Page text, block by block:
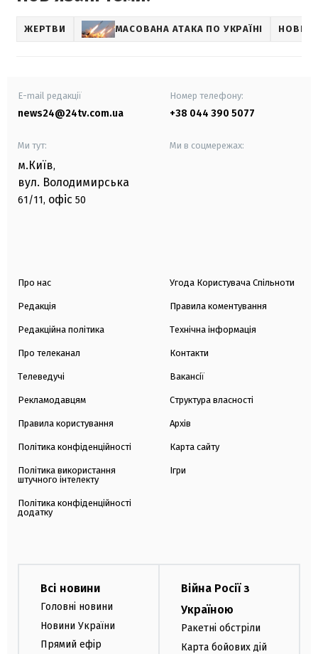
ЖЕРТВИ МАСОВАНА АТАКА ПО УКРАЇНІ
E-mail редакції
news24@24tv.com.ua
Номер телефону:
+38 044 390 5077
Ми тут:
м.Київ,
вул. Володимирська
61/11, офіс 50
Ми в соцмережах:
Про нас
Редакція
Редакційна політика
Про телеканал
Телеведучі
Рекламодавцям
Правила користування
Політика конфіденційності
Політика використання
штучного інтелекту
Політика конфіденційності
додатку
Угода Користувача Спільноти
Правила коментування
Технічна інформація
Контакти
Вакансії
Структура власності
Архів
Карта сайту
Ігри
Всі новини
Головні новини
Новини України
Прямий ефір
Війна Росії з
Україною
Ракетні обстріли
Карта бойових дій